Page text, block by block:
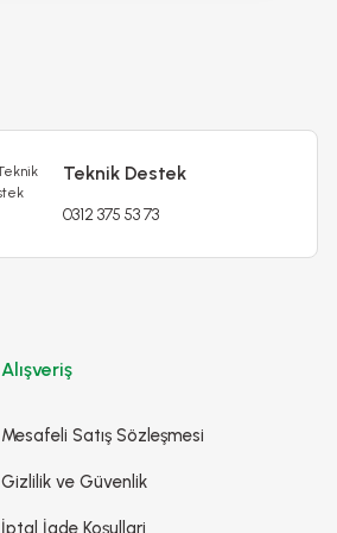
Teknik Destek
0312 375 53 73
Alışveriş
Mesafeli Satış Sözleşmesi
Gizlilik ve Güvenlik
İptal İade Koşullari